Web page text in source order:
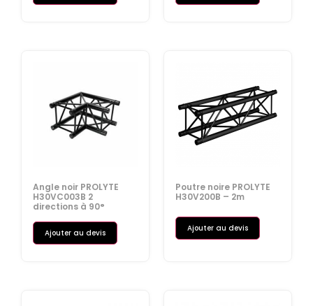
Angle noir PROLYTE
H30VC003B 2
directions à 90°
Ajouter au devis
Poutre noire PROLYTE
H30V200B – 2m
Ajouter au devis